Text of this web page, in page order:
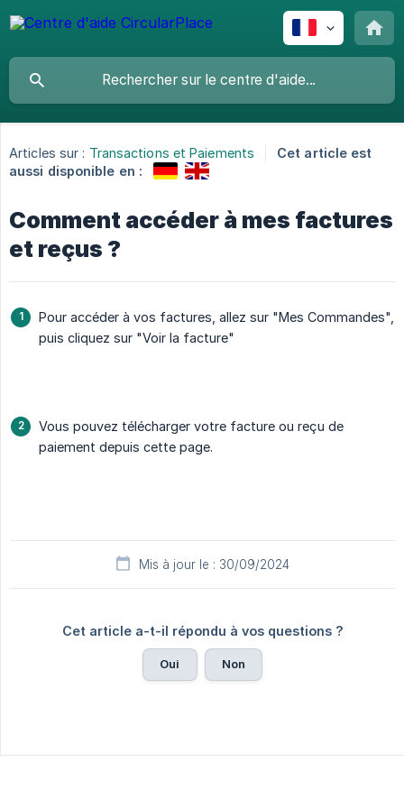
Articles sur : Transactions et Paiements
Cet article est
aussi disponible en :
Comment accéder à mes factures
et reçus ?
Pour accéder à vos factures, allez sur "Mes Commandes",
puis cliquez sur "Voir la facture"
Vous pouvez télécharger votre facture ou reçu de
paiement depuis cette page.
Mis à jour le : 30/09/2024
Cet article a-t-il répondu à vos questions ?
Oui Non